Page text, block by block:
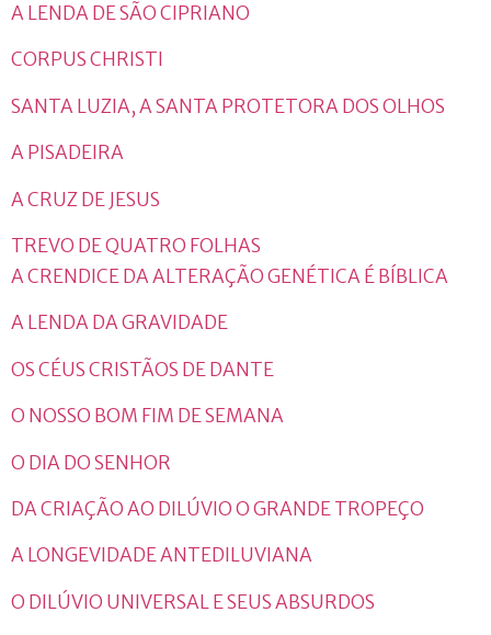
A LENDA DE SÃO CIPRIANO
CORPUS CHRISTI
SANTA LUZIA, A SANTA PROTETORA DOS OLHOS
A PISADEIRA
A CRUZ DE JESUS
TREVO DE QUATRO FOLHAS
A CRENDICE DA ALTERAÇÃO GENÉTICA É BÍBLICA
A LENDA DA GRAVIDADE
OS CÉUS CRISTÃOS DE DANTE
O NOSSO BOM FIM DE SEMANA
O DIA DO SENHOR
DA CRIAÇÃO AO DILÚVIO O GRANDE TROPEÇO
A LONGEVIDADE ANTEDILUVIANA
O DILÚVIO UNIVERSAL E SEUS ABSURDOS